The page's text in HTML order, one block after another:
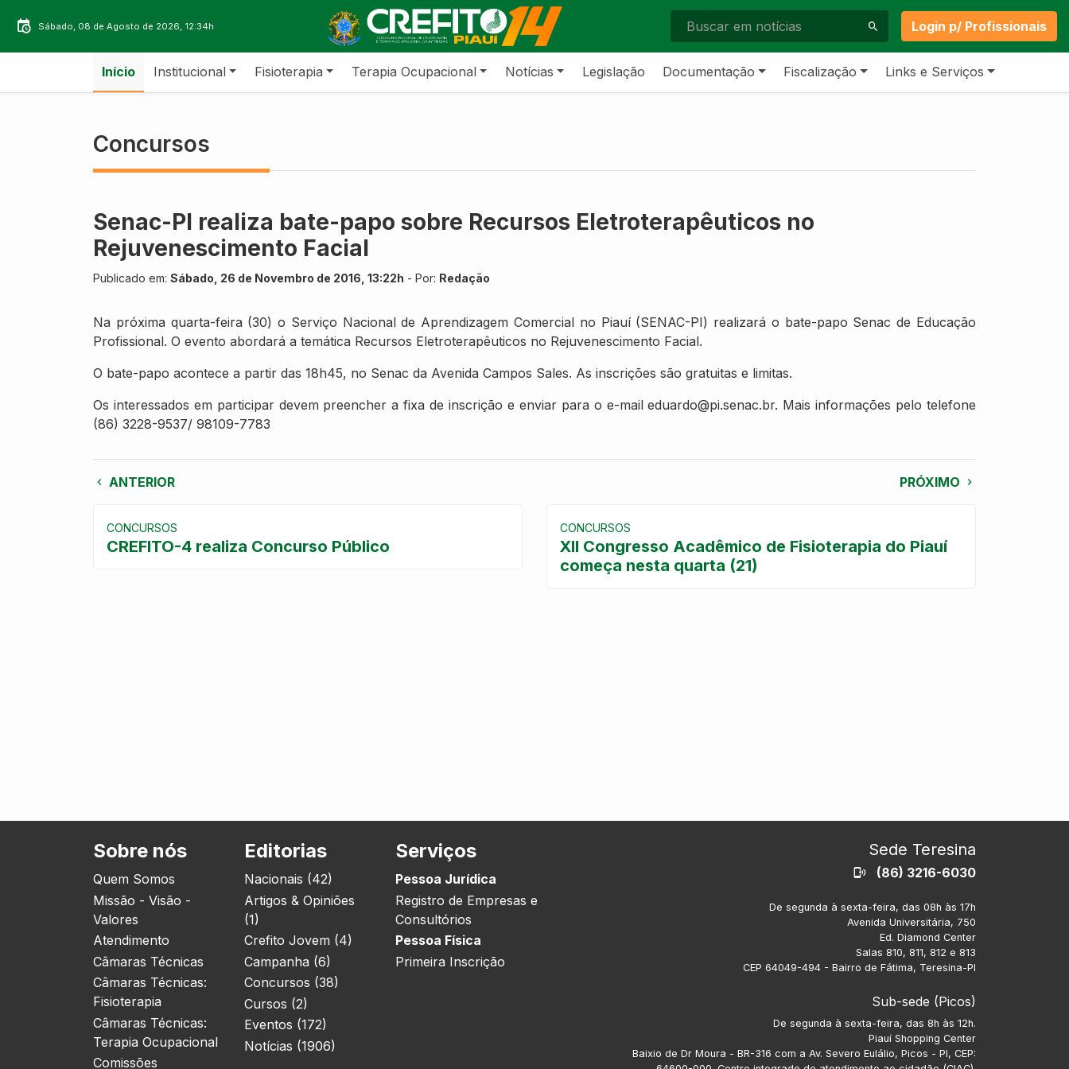
Sábado, 08 de Agosto de 2026, 12:34h Login p/ Profissionais
Início Institucional Fisioterapia Terapia Ocupacional Notícias Legislação Documentação Fiscalização Links e Serviços
Concursos
Senac-PI realiza bate-papo sobre Recursos Eletroterapêuticos no
Rejuvenescimento Facial
Publicado em: Sábado, 26 de Novembro de 2016, 13:22h - Por: Redação
Na próxima quarta-feira (30) o Serviço Nacional de Aprendizagem Comercial no Piauí (SENAC-PI) realizará o bate-papo Senac de Educação
Profissional. O evento abordará a temática Recursos Eletroterapêuticos no Rejuvenescimento Facial.
O bate-papo acontece a partir das 18h45, no Senac da Avenida Campos Sales. As inscrições são gratuitas e limitas.
Os interessados em participar devem preencher a fixa de inscrição e enviar para o e-mail eduardo@pi.senac.br. Mais informações pelo telefone
(86) 3228-9537/ 98109-7783
ANTERIOR PRÓXIMO
CONCURSOS
CREFITO-4 realiza Concurso Público
CONCURSOS
XII Congresso Acadêmico de Fisioterapia do Piauí
começa nesta quarta (21)
Sobre nós
Quem Somos
Missão - Visão -
Valores
Atendimento
Câmaras Técnicas
Câmaras Técnicas:
Fisioterapia
Câmaras Técnicas:
Terapia Ocupacional
Comissões
Editorias
Nacionais (42)
Artigos & Opiniões
(1)
Crefito Jovem (4)
Campanha (6)
Concursos (38)
Cursos (2)
Eventos (172)
Notícias (1906)
Serviços
Pessoa Jurídica
Registro de Empresas e
Consultórios
Pessoa Física
Primeira Inscrição
Sede Teresina
(86) 3216-6030
De segunda à sexta-feira, das 08h às 17h
Avenida Universitária, 750
Ed. Diamond Center
Salas 810, 811, 812 e 813
CEP 64049-494 - Bairro de Fátima, Teresina-PI
Sub-sede (Picos)
De segunda à sexta-feira, das 8h às 12h.
Piauí Shopping Center
Baixio de Dr Moura - BR-316 com a Av. Severo Eulálio, Picos - PI, CEP: